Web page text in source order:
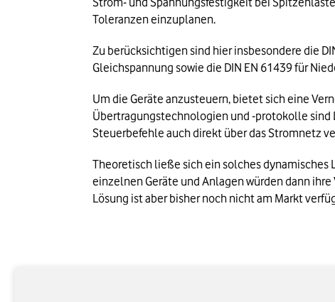
Toleranzen einzuplanen.
Zu berücksichtigen sind hier insbesondere die
Gleichspannung sowie die DIN EN 61439 für
Um die Geräte anzusteuern, bietet sich eine
Übertragungstechnologien und -protokolle sind
Steuerbefehle auch direkt über das Stromnetz
Theoretisch ließe sich ein solches
einzelnen Geräte und Anlagen würden dann
Lösung ist aber bisher noch nicht am Markt